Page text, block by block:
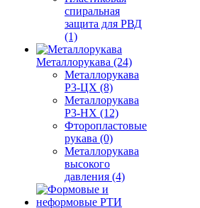
спиральная
защита для РВД
(1)
Металлорукава (24)
Металлорукава
Р3-ЦХ (8)
Металлорукава
Р3-НХ (12)
Фторопластовые
рукава (0)
Металлорукава
высокого
давления (4)